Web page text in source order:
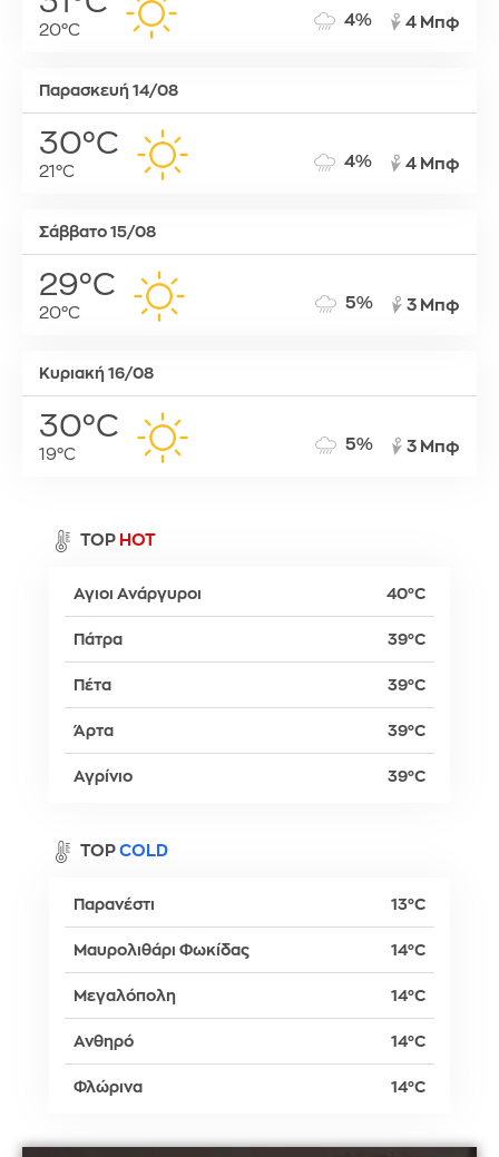
20°C
4% 4 Μπφ
Παρασκευή 14/08
30°C
21°C
4% 4 Μπφ
Σάββατο 15/08
29°C
20°C
5% 3 Μπφ
Κυριακή 16/08
30°C
19°C
5% 3 Μπφ
TOP HOT
Αγιοι Ανάργυροι 40°C
Πάτρα 39°C
Πέτα 39°C
Άρτα 39°C
Αγρίνιο 39°C
TOP COLD
Παρανέστι 13°C
Μαυρολιθάρι Φωκίδας 14°C
Μεγαλόπολη 14°C
Ανθηρό 14°C
Φλώρινα 14°C